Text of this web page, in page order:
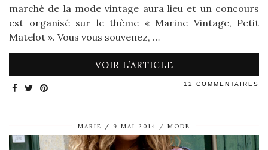
marché de la mode vintage aura lieu et un concours
est organisé sur le thème « Marine Vintage, Petit
Matelot ». Vous vous souvenez, …
VOIR L’ARTICLE
12 COMMENTAIRES
MARIE 9 MAI 2014 MODE